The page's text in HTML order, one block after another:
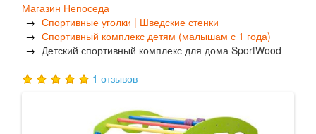
Магазин Непоседа
Спортивные уголки | Шведские стенки
Спортивный комплекс детям (малышам с 1 года)
Детский спортивный комплекс для дома SportWood
1 отзывов